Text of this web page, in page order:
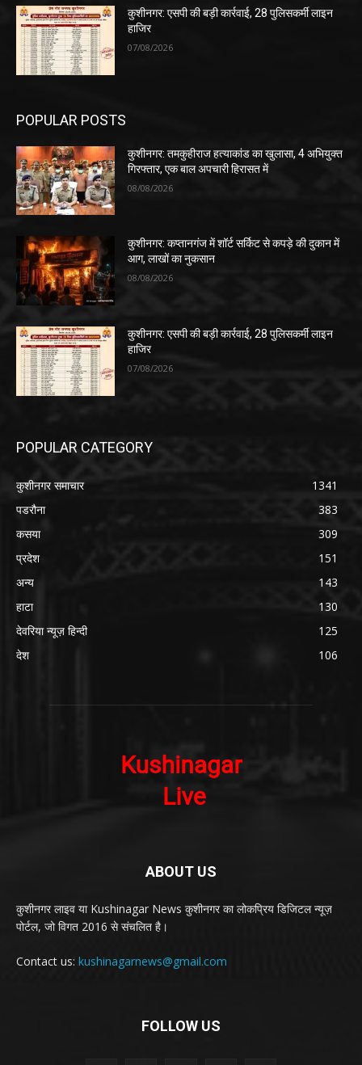
कुशीनगर: एसपी की बड़ी कार्रवाई, 28 पुलिसकर्मी लाइन
हाजिर
07/08/2026
POPULAR POSTS
कुशीनगर: तमकुहीराज हत्याकांड का खुलासा, 4 अभियुक्त
गिरफ्तार, एक बाल अपचारी हिरासत में
08/08/2026
कुशीनगर: कप्तानगंज में शॉर्ट सर्किट से कपड़े की दुकान में
आग, लाखों का नुकसान
08/08/2026
कुशीनगर: एसपी की बड़ी कार्रवाई, 28 पुलिसकर्मी लाइन
हाजिर
07/08/2026
POPULAR CATEGORY
कुशीनगर समाचार
1341
पडरौना
383
कसया
309
प्रदेश
151
अन्य
143
हाटा
130
देवरिया न्यूज़ हिन्दी
125
देश
106
ABOUT US
कुशीनगर लाइव या Kushinagar News कुशीनगर का लोकप्रिय डिजिटल न्यूज़
पोर्टल, जो विगत 2016 से संचलित है।
Contact us: kushinagarnews@gmail.com
FOLLOW US